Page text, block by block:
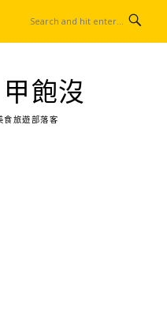
飽沒
食旅遊部落客